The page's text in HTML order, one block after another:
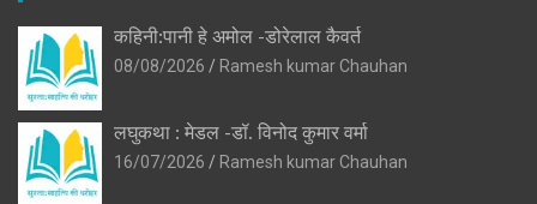
कहिनी:पानी हे अमोल -डोरेलाल कैवर्त
08/08/2026
Ramesh kumar Chauhan
लघुकथा : मेडल -डॉ. विनोद कुमार वर्मा
16/07/2026
Ramesh kumar Chauhan